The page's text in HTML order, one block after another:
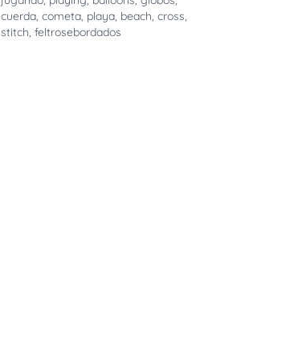
cuerda, cometa, playa, beach, cross,
stitch, feltrosebordados